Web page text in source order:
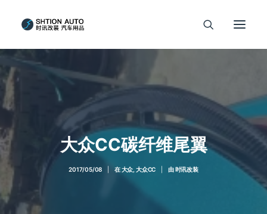
大众CC碳纤维尾翼
2017/05/08 在大众 大众CC 由时讯改装